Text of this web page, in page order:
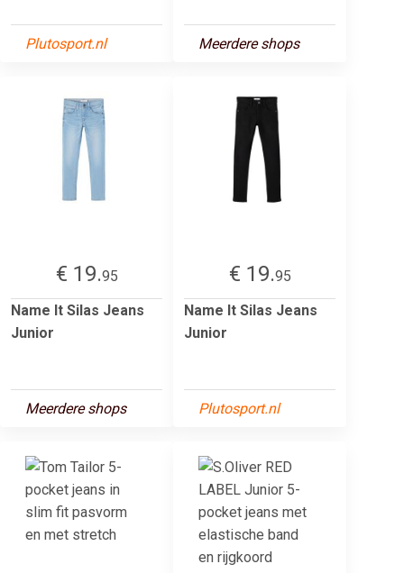
Plutosport.nl Meerdere shops
€ 19.95
Name It Silas Jeans
Junior
Meerdere shops
€ 19.95
Name It Silas Jeans
Junior
Plutosport.nl